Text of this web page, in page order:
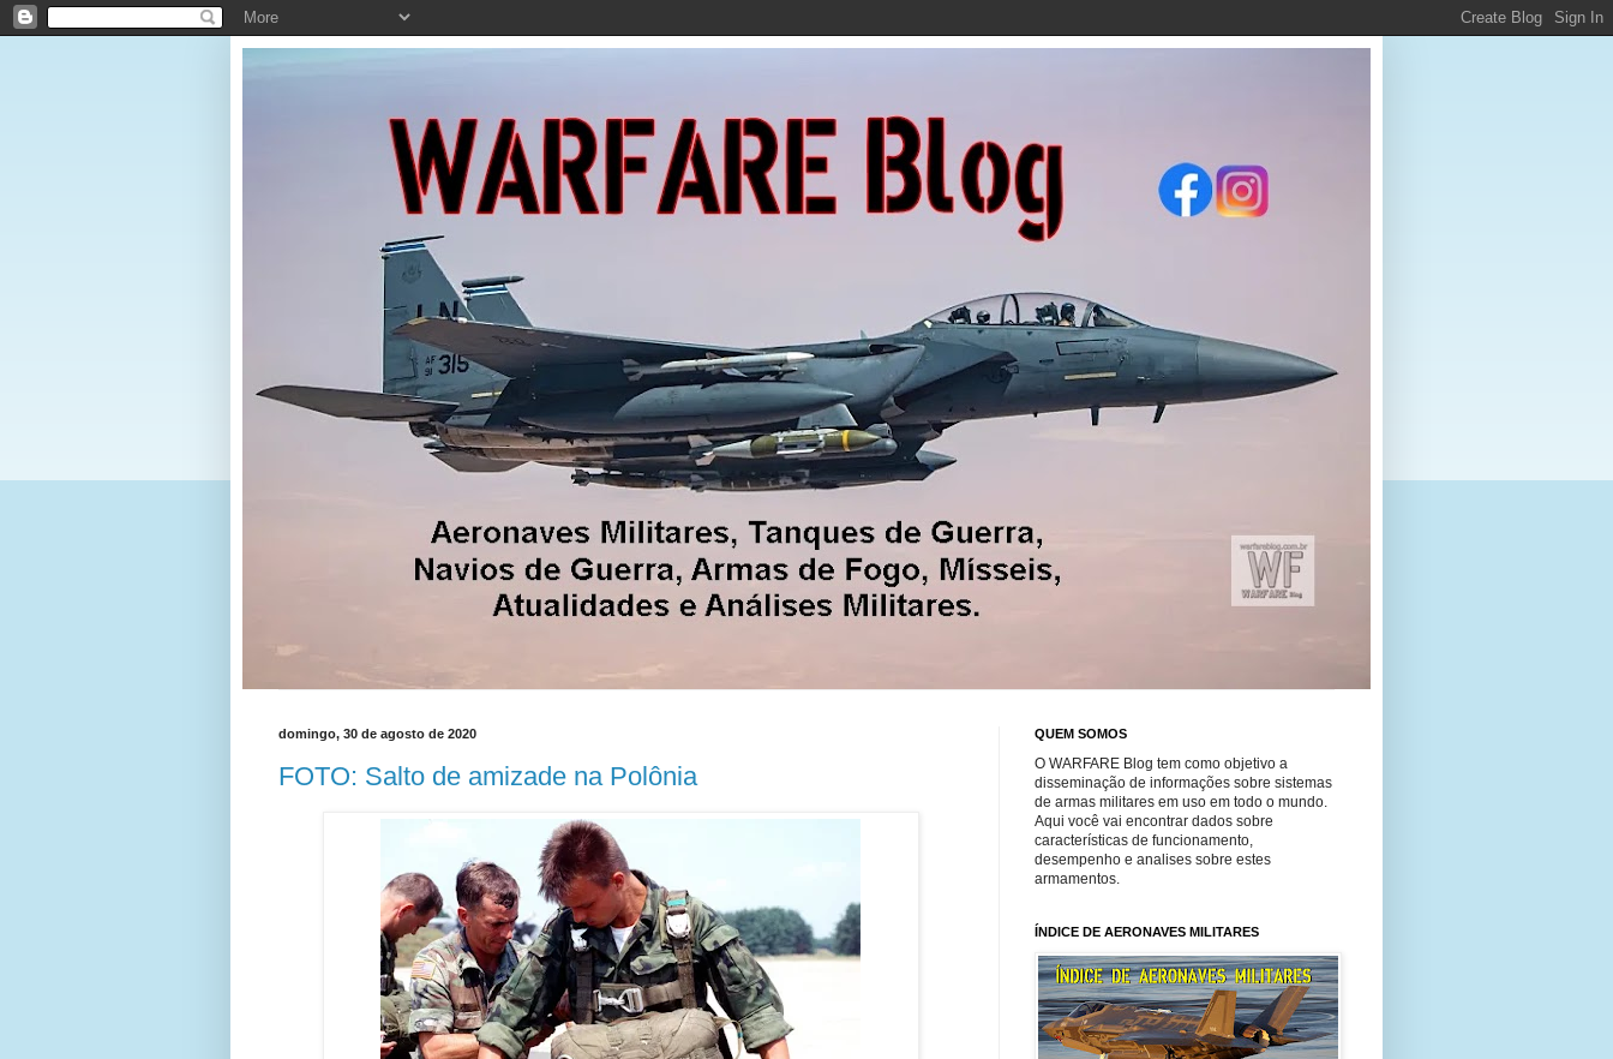
domingo, 30 de agosto de 2020
FOTO: Salto de amizade na Polônia
QUEM SOMOS
O WARFARE Blog tem como objetivo a
disseminação de informações sobre sistemas
de armas militares em uso em todo o mundo.
Aqui você vai encontrar dados sobre
características de funcionamento,
desempenho e analises sobre estes
armamentos.
ÍNDICE DE AERONAVES MILITARES